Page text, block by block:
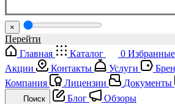
×
Перейти
Главная
Каталог 0 Избранные
Акции
Контакты Услуги
Компания
Лицензии Документы
Поиск Блог
Обзоры